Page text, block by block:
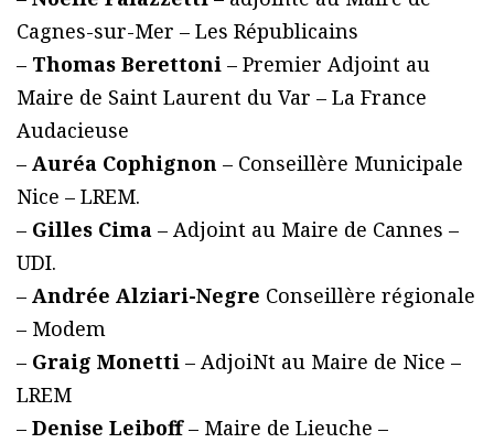
Cagnes-sur-Mer – Les Républicains
– Thomas Berettoni – Premier Adjoint au
Maire de Saint Laurent du Var – La France
Audacieuse
– Auréa Cophignon – Conseillère Municipale
Nice – LREM.
– Gilles Cima – Adjoint au Maire de Cannes –
UDI.
– Andrée Alziari-Negre Conseillère régionale
– Modem
– Graig Monetti – AdjoiNt au Maire de Nice –
LREM
– Denise Leiboff– Maire de Lieuche –